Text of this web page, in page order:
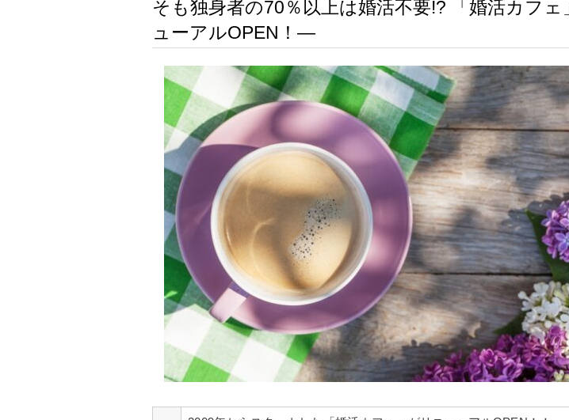
そも独身者の70％以上は婚活不要!? 「婚活カフェ
ューアルOPEN！―